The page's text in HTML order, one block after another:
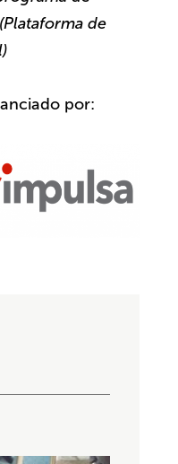
de
por: